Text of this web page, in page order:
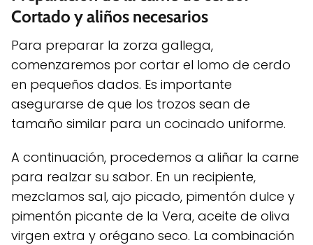
Cortado y aliños necesarios
Para preparar la zorza gallega,
comenzaremos por cortar el lomo de cerdo
en pequeños dados. Es importante
asegurarse de que los trozos sean de
tamaño similar para un cocinado uniforme.
A continuación, procedemos a aliñar la carne
para realzar su sabor. En un recipiente,
mezclamos sal, ajo picado, pimentón dulce y
pimentón picante de la Vera, aceite de oliva
virgen extra y orégano seco. La combinación